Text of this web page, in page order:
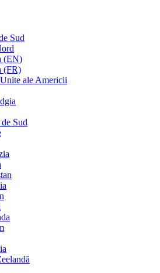
Sud
(EN)
(FR)
ale Americii
Sud